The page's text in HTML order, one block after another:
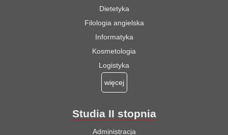
Dietetyka
Filologia angielska
Informatyka
Kosmetologia
Logistyka
więcej
Studia II stopnia
Administracja